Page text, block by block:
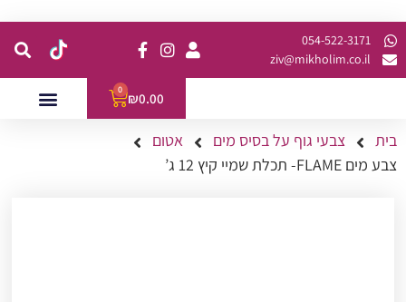
054-522-3171⁩
ziv@mikholim.co.il
₪0.00
0
בית צבעי גוף על בסיס מים
אטום
צבע מים FLAME- תכלת שמיי קיץ 12 ג’